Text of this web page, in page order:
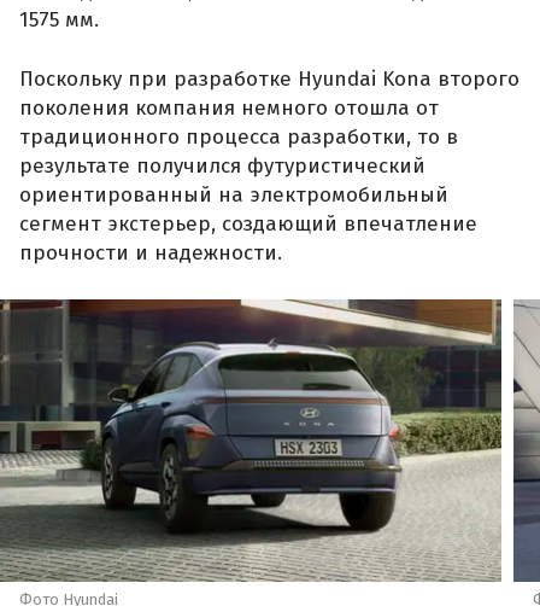
1575 мм.
Поскольку при разработке Hyundai Kona второго
поколения компания немного отошла от
традиционного процесса разработки, то в
результате получился футуристический
ориентированный на электромобильный
сегмент экстерьер, создающий впечатление
прочности и надежности.
Фото Hyundai